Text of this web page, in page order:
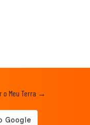
o Meu Terra →